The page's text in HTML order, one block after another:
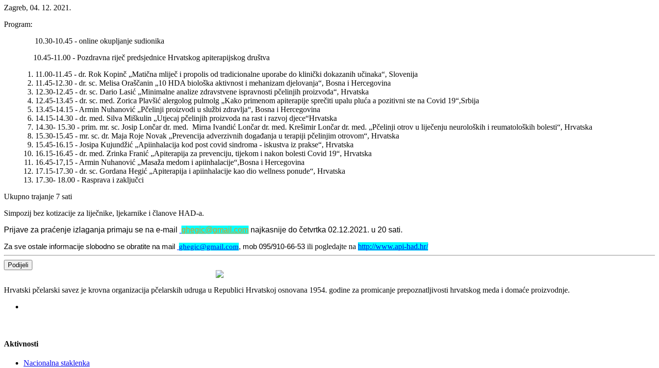
Zagreb, 04. 12. 2021.
Program:
10.30-10.45 - online okupljanje sudionika
10.45-11.00 - Pozdravna riječ predsjednice Hrvatskog apiterapijskog društva
11.00-11.45 - dr. Rok Kopinč „Matična mliječ i propolis od tradicionalne uporabe do klinički dokazanih učinaka“, Slovenija
11.45-12.30 - dr. sc. Melisa Oraščanin „10 HDA biološka aktivnost i mehanizam djelovanja“, Bosna i Hercegovina
12.30-12.45 - dr. sc. Dario Lasić „Minimalne analize zdravstvene ispravnosti pčelinjih proizvoda“, Hrvatska
12.45-13.45 - dr. sc. med. Zorica Plavšić alergolog pulmolg „Kako primenom apiterapije sprečiti upalu pluća a pozitivni ste na Covid 19“,Srbija
13.45-14.15 - Armin Nuhanović „Pčelinji proizvodi u službi zdravlja“, Bosna i Hercegovina
14.15-14.30 - dr. med. Silva Miškulin „Utjecaj pčelinjih proizvoda na rast i razvoj djece“Hrvatska
14.30- 15.30 - prim. mr. sc. Josip Lončar dr. med. Mirna Ivandić Lončar dr. med. Krešimir Lončar dr. med. „Pčelinji otrov u liječenju neuroloških i reumatoloških bolesti“, Hrvatska
15.30-15.45 - mr. sc. dr. Maja Roje Novak „Prevencija adverzivnih događanja u terapiji pčelinjim otrovom“, Hrvatska
15.45-16.15 - Josipa Kujundžić „Apiinhalacija kod post covid sindroma - iskustva iz prakse“, Hrvatska
16.15-16.45 - dr. med. Zrinka Franić „Apiterapija za prevenciju, tijekom i nakon bolesti Covid 19“, Hrvatska
16.45-17,15 - Armin Nuhanović „Masaža medom i apiinhalacije“,Bosna i Hercegovina
17.15-17.30 - dr. sc. Gordana Hegić „Apiterapija i apiinhalacije kao dio wellness ponude“, Hrvatska
17.30- 18.00 - Rasprava i zaključci
Ukupno trajanje 7 sati
Simpozij bez kotizacije za liječnike, ljekarnike i članove HAD-a.
Prijave za praćenje izlaganja primaju se na e-mail
ghegic@gmail.com najkasnije do četvrtka 02.12.2021. u 20 sati.
Za sve ostale informacije slobodno se obratite na mail ghegic@gmail.com, mob 095/910-66-53 ili pogledajte na http://www.api-had.hr/
Podijeli
Hrvatski pčelarski savez je krovna organizacija pčelarskih udruga u Republici Hrvatskoj osnovana 1954. godine za promicanje prepoznatljivosti hrvatskog meda i domaće proizvodnje.
Aktivnosti
Nacionalna staklenka